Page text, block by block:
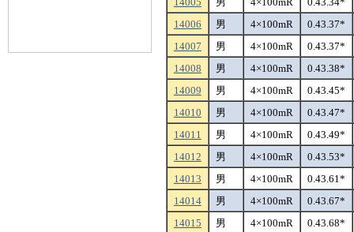
14006
男 4×100mR
0.43.37*
14007
男 4×100mR
0.43.37*
14008
男 4×100mR
0.43.38*
14009
男 4×100mR
0.43.45*
14010
男 4×100mR
0.43.47*
14011
男 4×100mR
0.43.49*
14012
男 4×100mR
0.43.53*
14013
男 4×100mR
0.43.61*
14014
男 4×100mR
0.43.67*
14015
男 4×100mR
0.43.68*